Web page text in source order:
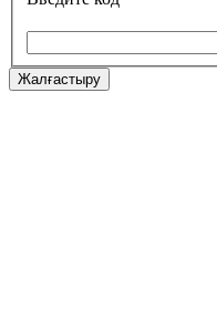
Жалғастыру